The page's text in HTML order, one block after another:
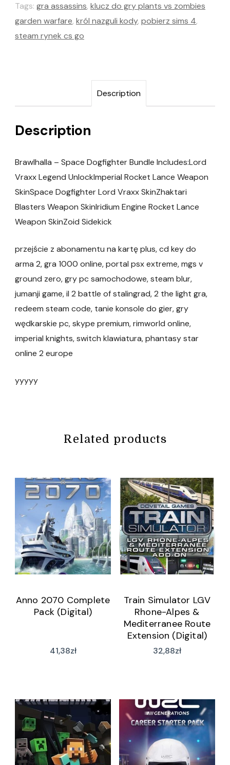
Tags: gra assassins, klucz do gry plants vs zombies
garden warfare, król nazguli kody, pobierz sims 4,
steam rynek cs go
Description
Description
Brawlhalla – Space Dogfighter Bundle Includes:Lord
Vraxx Legend UnlockImperial Rocket Lance Weapon
SkinSpace Dogfighter Lord Vraxx SkinZhaktari
Blasters Weapon SkinIridium Engine Rocket Lance
Weapon SkinZoid Sidekick
przejście z abonamentu na kartę plus, cd key do
arma 2, gra 1000 online, portal psx extreme, mgs v
ground zero, gry pc samochodowe, steam blur,
jumanji game, il 2 battle of stalingrad, 2 the light gra,
redeem steam code, tanie konsole do gier, gry
wędkarskie pc, skype premium, rimworld online,
imperial knights, switch klawiatura, phantasy star
online 2 europe
yyyyy
Related products
Anno 2070 Complete
Pack (Digital)
41,38zł
Train Simulator LGV
Rhone-Alpes &
Mediterranee Route
Extension (Digital)
32,88zł